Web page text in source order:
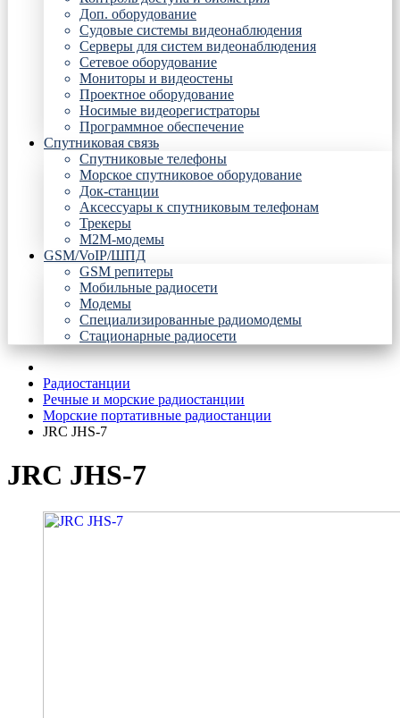
Доп. оборудование
Судовые системы видеонаблюдения
Серверы для систем видеонаблюдения
Сетевое оборудование
Мониторы и видеостены
Проектное оборудование
Носимые видеорегистраторы
Программное обеспечение
Спутниковая связь
Спутниковые телефоны
Морское спутниковое оборудование
Док-станции
Аксессуары к спутниковым телефонам
Трекеры
М2М-модемы
GSM/VoIP/ШПД
GSM репитеры
Мобильные радиосети
Модемы
Специализированные радиомодемы
Стационарные радиосети
Радиостанции
Речные и морские радиостанции
Морские портативные радиостанции
JRC JHS-7
JRC JHS-7